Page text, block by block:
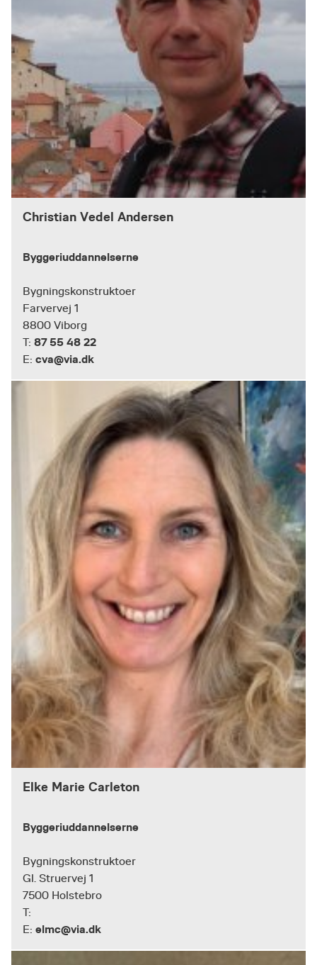
Christian Vedel Andersen
Byggeriuddannelserne
Bygningskonstruktoer
Farvervej 1
8800 Viborg
T: 87 55 48 22
E: cva@via.dk
Elke Marie Carleton
Byggeriuddannelserne
Bygningskonstruktoer
Gl. Struervej 1
7500 Holstebro
T:
E: elmc@via.dk